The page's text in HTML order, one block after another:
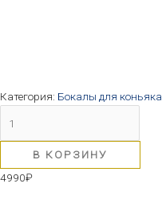
Категория: Бокалы для коньяка
В КОРЗИНУ
4990₽